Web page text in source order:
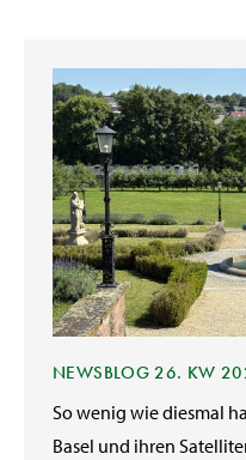
NEWSBLOG 26. KW
So wenig wie diesmal
Basel und ihren